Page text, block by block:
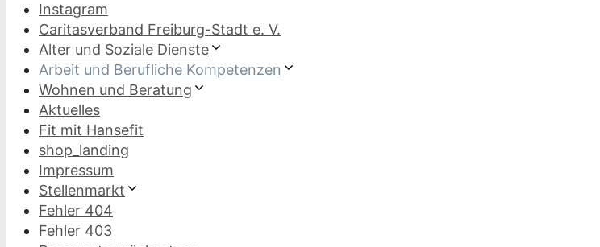
Instagram
Caritasverband Freiburg-Stadt e. V.
Alter und Soziale Dienste
Arbeit und Berufliche Kompetenzen
Wohnen und Beratung
Aktuelles
Fit mit Hansefit
shop_landing
Impressum
Stellenmarkt
Fehler 404
Fehler 403